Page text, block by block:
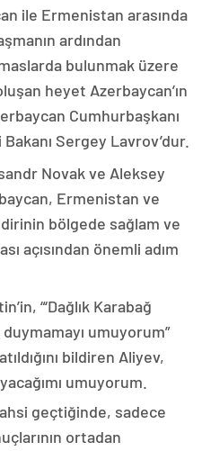
ile Ermenistan arasında
ardından
bulunmak üzere
heyet Azerbaycan’ın
Cumhurbaşkanı
Sergey Lavrov’dur.
Novak ve Aleksey
Ermenistan ve
bölgede sağlam ve
açısından önemli adım
“‘Dağlık Karabağ
umuyorum”
bildiren Aliyev,
umuyorum.
geçtiğinde, sadece
ortadan